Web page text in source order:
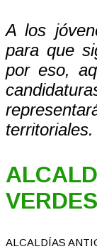
A los
para que
por eso,
territoriales.
VERDES
ALCALDÍAS